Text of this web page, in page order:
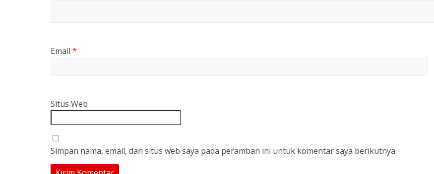
Email *
Situs Web
Simpan nama, email, dan situs web saya pada peramban ini untuk komentar saya berikutnya.